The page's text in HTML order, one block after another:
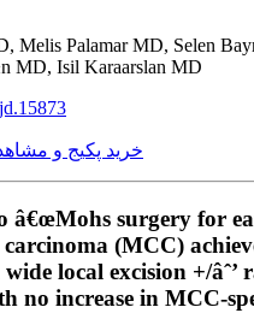
Melis Palamar MD, Selen
MD, Isil Karaarslan MD
خرید پکیج و
â€œMohs surgery for
(MCC)
local excision +/âˆ’
no increase in MCC-